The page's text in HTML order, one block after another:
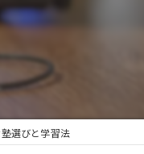
選びと学習法